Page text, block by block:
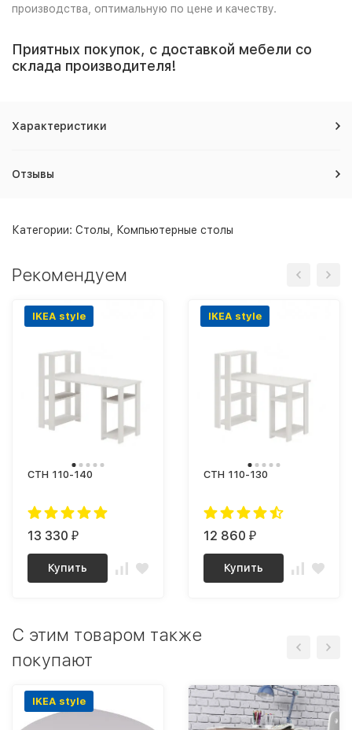
производства, оптимальную по цене и качеству.
Приятных покупок, с доставкой мебели со
склада производителя!
Характеристики
Отзывы
Категории: Столы Компьютерные столы
Рекомендуем
IKEA style
СТН 110-140
13 330 ₽
Купить
IKEA style
СТН 110-130
12 860 ₽
Купить
C этим товаром также
покупают
IKEA style